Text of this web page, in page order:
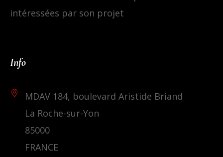
intéressées par son projet
Info
MDAV 184, boulevard Aristide Briand
La Roche-sur-Yon
85000
FRANCE